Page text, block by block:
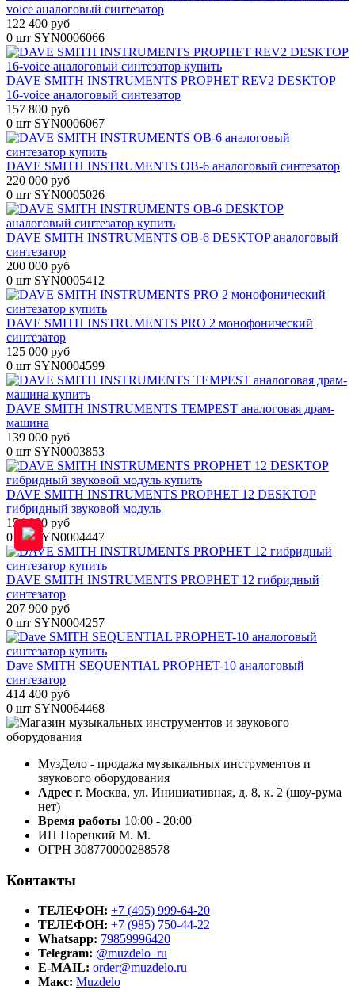
voice аналоговый синтезатор
122 400 руб
0 шт SYN0006066
DAVE SMITH INSTRUMENTS PROPHET REV2 DESKTOP
16-voice аналоговый синтезатор
157 800 руб
0 шт SYN0006067
DAVE SMITH INSTRUMENTS OB-6 аналоговый синтезатор
220 000 руб
0 шт SYN0005026
DAVE SMITH INSTRUMENTS OB-6 DESKTOP аналоговый
синтезатор
200 000 руб
0 шт SYN0005412
DAVE SMITH INSTRUMENTS PRO 2 монофонический
синтезатор
125 000 руб
0 шт SYN0004599
DAVE SMITH INSTRUMENTS TEMPEST аналоговая драм-
машина
139 000 руб
0 шт SYN0003853
DAVE SMITH INSTRUMENTS PROPHET 12 DESKTOP
гибридный звуковой модуль
154 000 руб
0 шт SYN0004447
DAVE SMITH INSTRUMENTS PROPHET 12 гибридный
синтезатор
207 900 руб
0 шт SYN0004257
Dave SMITH SEQUENTIAL PROPHET-10 аналоговый
синтезатор
414 400 руб
0 шт SYN0064468
МузДело - продажа музыкальных инструментов и
звукового оборудования
Адрес г. Москва, ул. Инициативная, д. 8, к. 2 (шоу-рума
нет)
Время работы 10:00 - 20:00
ИП Порецкий М. М.
ОГРН 308770000288578
Контакты
ТЕЛЕФОН: +7 (495) 999-64-20
ТЕЛЕФОН: +7 (985) 750-44-22
Whatsapp: 79859996420
Telegram: @muzdelo_ru
E-MAIL: order@muzdelo.ru
Макс: Muzdelo